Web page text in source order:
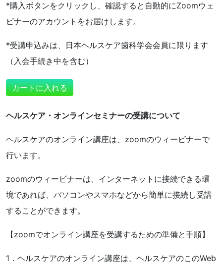
*購入ボタンをクリックし、確認すると自動的にZoomウェ
ビナーのアカウントをお届けします。
*受講申込みは、日本ヘルスケア歯科学会会員に限ります
（入会手続き中を含む）
ヘルスケア・オンラインセミナーの受講について
ヘルスケアのオンライン講座は、zoomのウィービナーで
行います。
zoomのウィービナーは、インターネットに接続できる環
境であれば、パソコンやスマホなどから簡単に接続し受講
することができます。
【zoomでオンライン講座を受講するための準備と手順】
1．ヘルスケアのオンライン講座は、ヘルスケアのこのWeb